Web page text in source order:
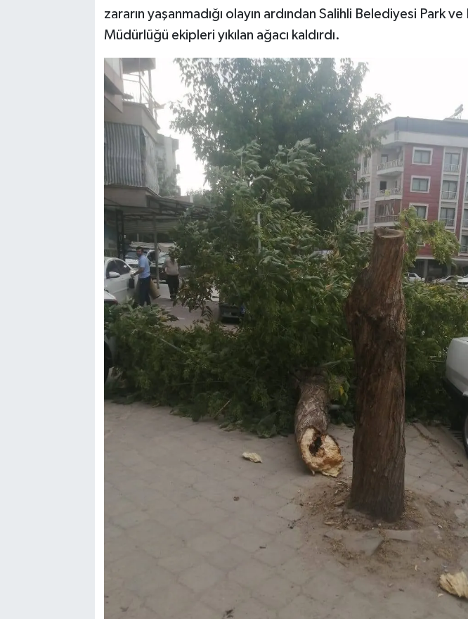
zararın yaşanmadığı olayın ardından Salihli Belediyesi Park
Müdürlüğü ekipleri yıkılan ağacı kaldırdı.